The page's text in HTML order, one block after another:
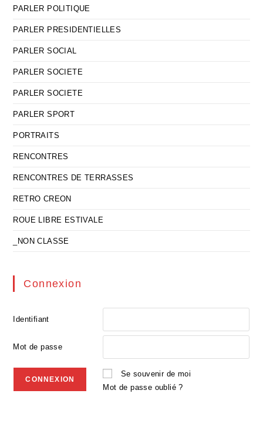
PARLER POLITIQUE
PARLER PRESIDENTIELLES
PARLER SOCIAL
PARLER SOCIETE
PARLER SOCIETE
PARLER SPORT
PORTRAITS
RENCONTRES
RENCONTRES DE TERRASSES
RETRO CREON
ROUE LIBRE ESTIVALE
_NON CLASSE
Connexion
Identifiant
Mot de passe
Se souvenir de moi
Mot de passe oublié ?